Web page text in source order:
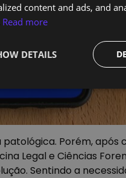
Porém,
Legal e Ciências
Sentindo a
content and ads, and
Read more
DETAILS